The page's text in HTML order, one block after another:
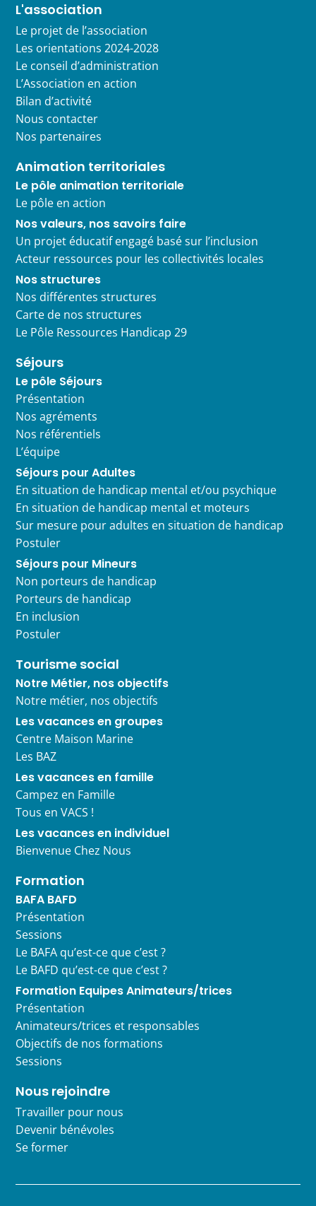
L'association
Le projet de l’association
Les orientations 2024-2028
Le conseil d’administration
L’Association en action
Bilan d’activité
Nous contacter
Nos partenaires
Animation territoriales
Le pôle animation territoriale
Le pôle en action
Nos valeurs, nos savoirs faire
Un projet éducatif engagé basé sur l’inclusion
Acteur ressources pour les collectivités locales
Nos structures
Nos différentes structures
Carte de nos structures
Le Pôle Ressources Handicap 29
Séjours
Le pôle Séjours
Présentation
Nos agréments
Nos référentiels
L’équipe
Séjours pour Adultes
En situation de handicap mental et/ou psychique
En situation de handicap mental et moteurs
Sur mesure pour adultes en situation de handicap
Postuler
Séjours pour Mineurs
Non porteurs de handicap
Porteurs de handicap
En inclusion
Postuler
Tourisme social
Notre Métier, nos objectifs
Notre métier, nos objectifs
Les vacances en groupes
Centre Maison Marine
Les BAZ
Les vacances en famille
Campez en Famille
Tous en VACS !
Les vacances en individuel
Bienvenue Chez Nous
Formation
BAFA BAFD
Présentation
Sessions
Le BAFA qu’est-ce que c’est ?
Le BAFD qu’est-ce que c’est ?
Formation Equipes Animateurs/trices
Présentation
Animateurs/trices et responsables
Objectifs de nos formations
Sessions
Nous rejoindre
Travailler pour nous
Devenir bénévoles
Se former